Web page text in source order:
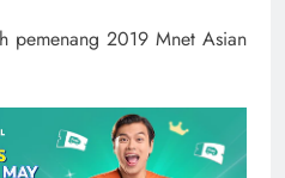
pemenang 2019 Mnet Asian